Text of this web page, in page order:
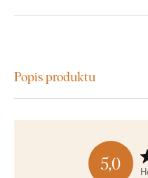
Popis produktu
5,0